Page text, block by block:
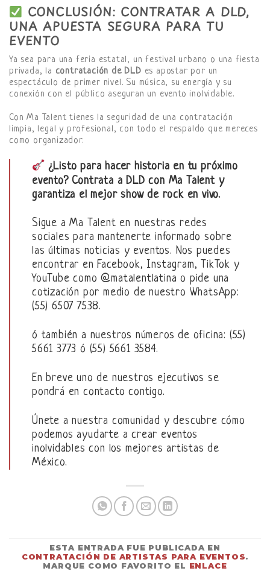
CONCLUSIÓN: CONTRATAR A DLD,
UNA APUESTA SEGURA PARA TU
EVENTO
Ya sea para una feria estatal, un festival urbano o una fiesta
privada, la contratación de DLD es apostar por un
espectáculo de primer nivel. Su música, su energía y su
conexión con el público aseguran un evento inolvidable.
Con Ma Talent tienes la seguridad de una contratación
limpia, legal y profesional, con todo el respaldo que mereces
como organizador.
¿Listo para hacer historia en tu próximo
evento? Contrata a DLD con Ma Talent y
garantiza el mejor show de rock en vivo.
Sigue a Ma Talent en nuestras redes
sociales para mantenerte informado sobre
las últimas noticias y eventos. Nos puedes
encontrar en Facebook, Instagram, TikTok y
YouTube como @matalentlatina o pide una
cotización por medio de nuestro WhatsApp:
(55) 6507 7538.
ó también a nuestros números de oficina: (55)
5661 3773 ó (55) 5661 3584.
En breve uno de nuestros ejecutivos se
pondrá en contacto contigo.
Únete a nuestra comunidad y descubre cómo
podemos ayudarte a crear eventos
inolvidables con los mejores artistas de
México.
ESTA ENTRADA FUE PUBLICADA EN
CONTRATACIÓN DE ARTISTAS PARA EVENTOS.
MARQUE COMO FAVORITO EL ENLACE